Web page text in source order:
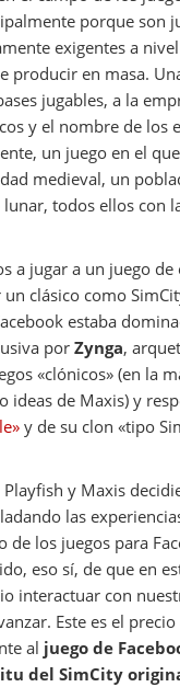
porque son
exigentes a
producir en masa.
jugables, a la
y el nombre de los
un juego en el
medieval, un
todos ellos con
a jugar a un juego de
clásico como
estaba
por Zynga,
«clónicos» (en la
ideas de Maxis) y
y de su clon «tipo
Playfish y Maxis
las
de los juegos para
eso sí, de que en
interactuar con
Este es el
al juego de
del SimCity